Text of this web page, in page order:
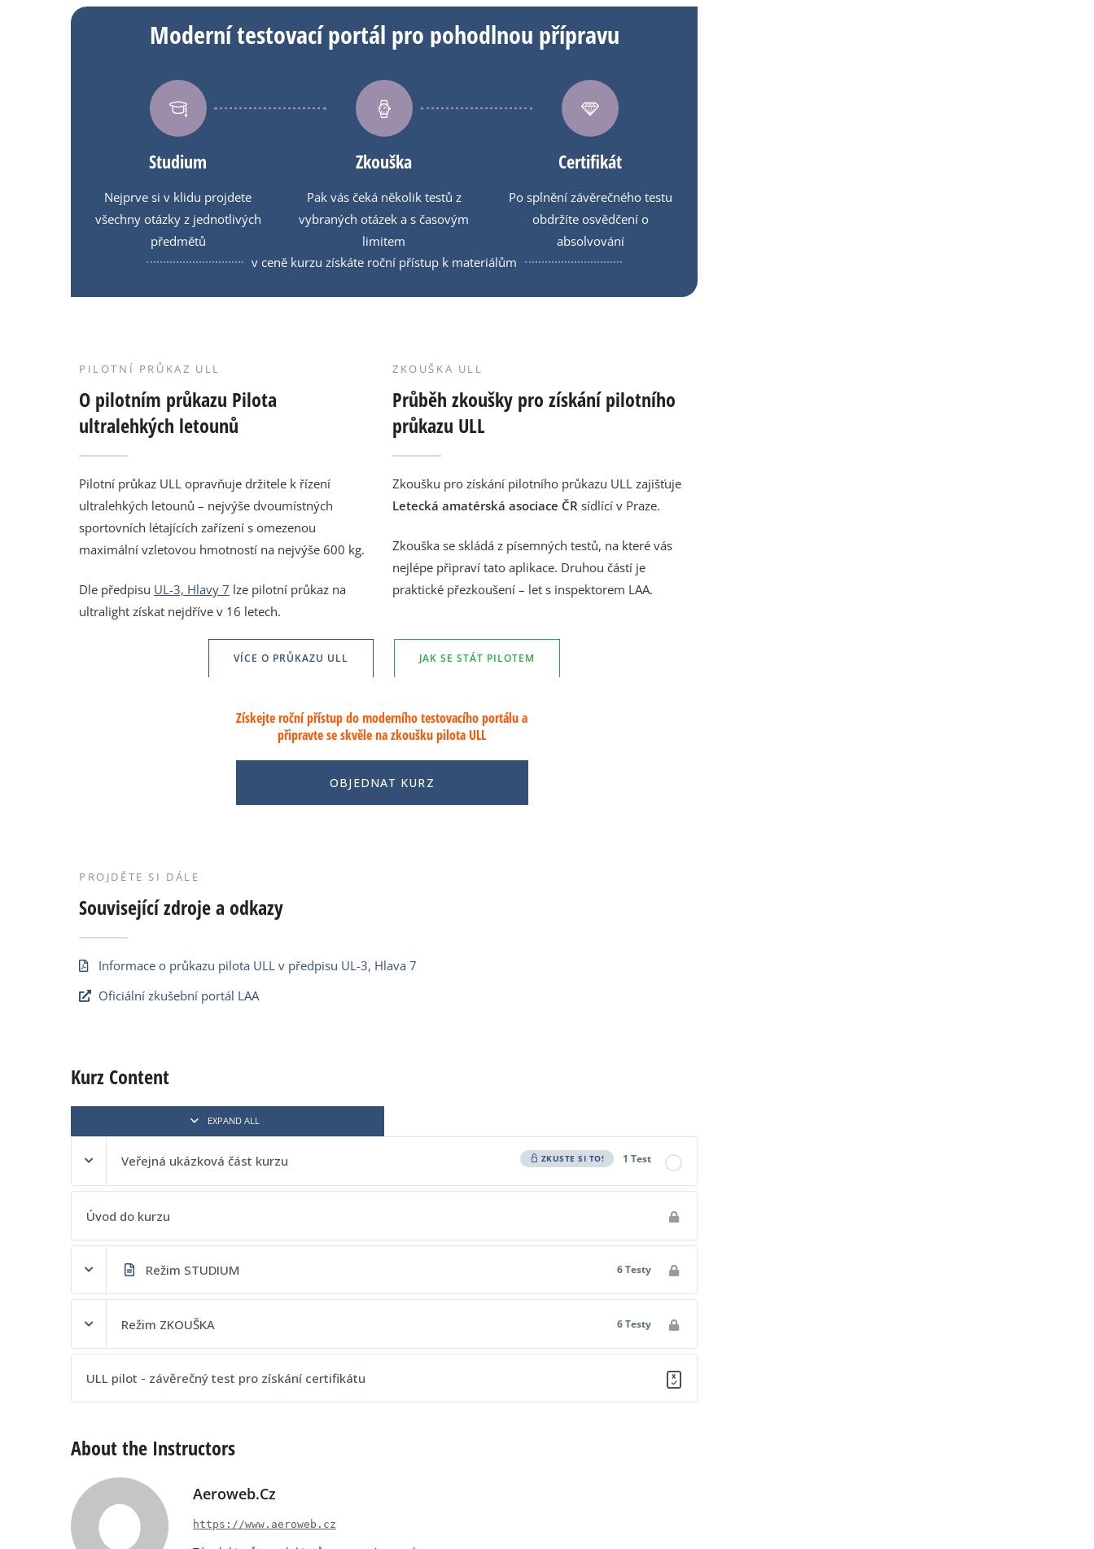
Moderní testovací portál pro komplexní přípravu
Studium
Nejprve si v klidu projdete
všechny otázky z jednotlivých
předmětů
Zkouška
Pak vás čeká několik testů z
vybraných otázek a s časovým
limitem
Certifikát
Po splnění závěrečného testu
obdržíte osvědčení o
absolvování
v ceně kurzu získáte roční přístup k materiálům
PILOTNÍ PRŮKAZ ULL
O pilotním průkazu Pilota
ultralehkých letounů
Pilotní průkaz ULL opravňuje držitele k řízení
ultralehkých letounů – nejvýše dvoumístných
sportovních létajících zařízení s omezenou
maximální vzletovou hmotností na nejvýše 600 kg.
Dle předpisu UL-3, Hlavy 7 lze pilotní průkaz na
ultralight získat nejdříve v 16 letech.
ZKOUŠKA ULL
Průběh zkoušky pro získání pilotního
průkazu ULL
Zkoušku pro získání pilotního průkazu ULL zajišťuje
Letecká amatérská asociace ČR sídlící v Praze.
Zkouška se skládá z písemných testů, na které vás
nejlépe připraví tato aplikace. Druhou částí je
praktické přezkoušení – let s inspektorem LAA.
VÍCE O PRŮKAZU ULL JAK SE STÁT PILOTEM
Získejte roční přístup do moderního testovacího portálu a
připravte se skvěle na zkoušku pilota ULL
OBJEDNAT KURZ
PROJDĚTE SI DÁLE
Související zdroje a odkazy
Informace o průkazu pilota ULL v předpisu UL-3, Hlava 7
Oficiální zkušební portál LAA
Kurz Content
EXPAND ALL
Veřejná ukázková část kurzu 1 Test
ZKUSTE SI TO!
Testy LAA pro průkazy - Pilot ULL [Veřejná ukázka]
Úvod do kurzu
Režim STUDIUM 6 Testy
ULL pilot - Aerodynamika a mechanika letu [STUDIUM]
ULL pilot - Stavba a konstrukce ULL [STUDIUM]
ULL pilot - Letecké předpisy, Postupy ULL [STUDIUM]
ULL pilot - Letecká navigace [STUDIUM]
ULL pilot - Letecká meteorologie [STUDIUM]
Režim ZKOUŠKA 6 Testy
Obsah lekce
ULL pilot - Stavba a konstrukce ULL [ZKOUŠKA]
ULL pilot - Letecké předpisy, Postupy ULL [ZKOUŠKA]
ULL pilot - Letecká navigace [ZKOUŠKA]
ULL pilot - závěrečný test pro získání certifikátu
About the Instructors
Aeroweb.cz
https://www.aeroweb.cz